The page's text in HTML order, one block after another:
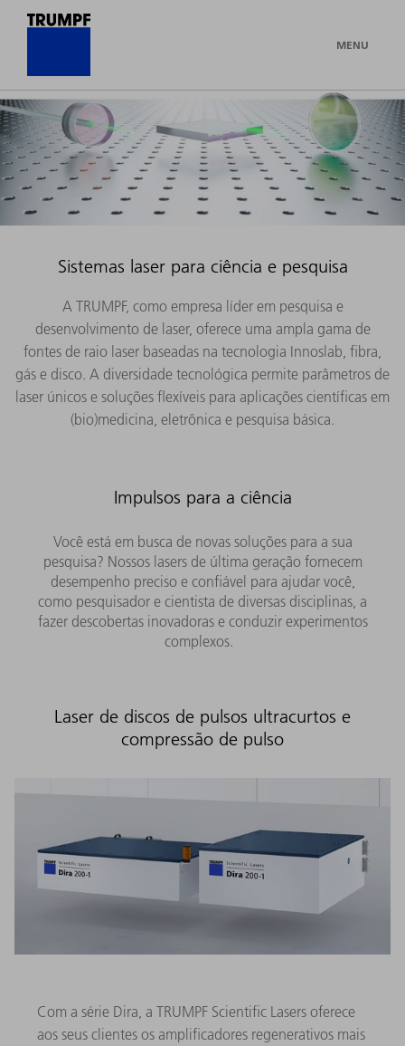
MENU
Sistemas laser para ciência e pesquisa
A TRUMPF, como empresa líder em pesquisa e
desenvolvimento de laser, oferece uma ampla gama de
fontes de raio laser baseadas na tecnologia Innoslab, fibra,
gás e disco. A diversidade tecnológica permite parâmetros de
laser únicos e soluções flexíveis para aplicações científicas em
(bio)medicina, eletrônica e pesquisa básica.
Impulsos para a ciência
Você está em busca de novas soluções para a sua
pesquisa? Nossos lasers de última geração fornecem
desempenho preciso e confiável para ajudar você,
como pesquisador e cientista de diversas disciplinas, a
fazer descobertas inovadoras e conduzir experimentos
complexos.
Laser de discos de pulsos ultracurtos e
compressão de pulso
Com a série Dira, a TRUMPF Scientific Lasers oferece
aos seus clientes os amplificadores regenerativos mais